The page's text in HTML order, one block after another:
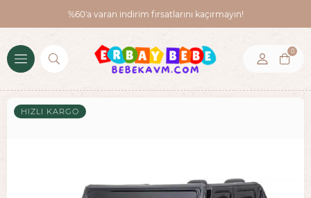
%60'a varan indirim fırsatlarını kaçırmayın!
0
HIZLI KARGO